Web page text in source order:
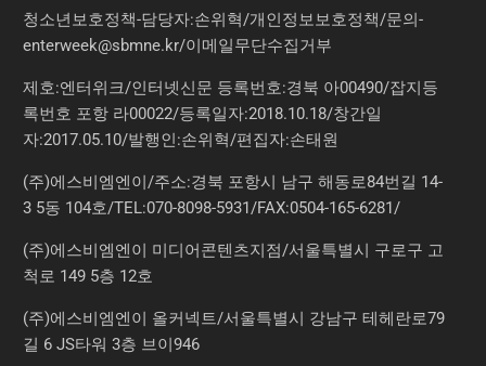
청소년보호정책-담당자:손위혁/개인정보보호정책/문의-
enterweek@sbmne.kr/이메일무단수집거부
제호:엔터위크/인터넷신문 등록번호:경북 아00490/잡지등
록번호 포항 라00022/등록일자:2018.10.18/창간일
자:2017.05.10/발행인:손위혁/편집자:손태원
(주)에스비엠엔이/주소:경북 포항시 남구 해동로84번길 14-
3 5동 104호/TEL:070-8098-5931/FAX:0504-165-6281/
(주)에스비엠엔이 미디어콘텐츠지점/서울특별시 구로구 고
척로 149 5층 12호
(주)에스비엠엔이 올커넥트/서울특별시 강남구 테헤란로79
길 6 JS타워 3층 브이946